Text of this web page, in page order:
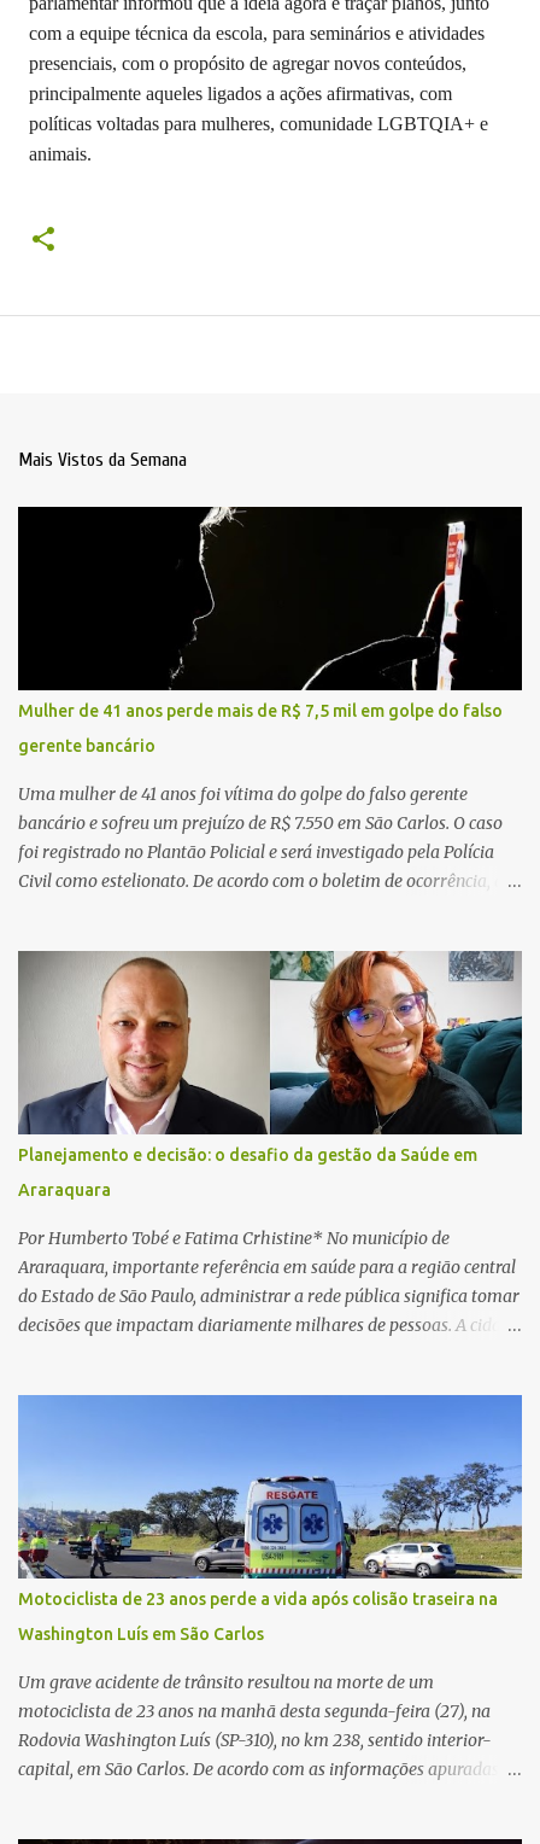
com a equipe técnica da escola, para seminários e atividades
presenciais, com o propósito de agregar novos conteúdos,
principalmente aqueles ligados a ações afirmativas, com
políticas voltadas para mulheres, comunidade LGBTQIA+ e
animais.
Mais Vistos da Semana
Mulher de 41 anos perde mais de R$ 7,5 mil em golpe do falso
gerente bancário
Uma mulher de 41 anos foi vítima do golpe do falso gerente
bancário e sofreu um prejuízo de R$ 7.550 em São Carlos. O caso
foi registrado no Plantão Policial e será investigado pela Polícia
Civil como estelionato. De acordo com o boletim de ocorrência, a
suspeito alegou que seria necessário atualizar o cadastro da conta
e passou a orientar a vítima sobre os procedimentos que deveriam
ser realizados. Dias depois, o golpista enviou um documento em
PDF simulando uma comunicação oficial da instituição financeira.
Na sequência, entrou em contato por telefone e encaminhou um
link, orientando a vítima a acessá-lo pelo computador para
concluir a suposta atualização cadastral. Após realizar o
procedimento, a conta bancária ficou bloqueada por algumas
horas. Sem conseguir acessar o sistema, a vítima tentou
novamente contato com o suposto gerente, mas não obteve
resposta. Na segunda-fe...
Planejamento e decisão: o desafio da gestão da Saúde em
Araraquara
Por Humberto Tobé e Fatima Crhistine* No município de
Araraquara, importante referência em saúde para a região central
do Estado de São Paulo, administrar a rede pública significa tomar
decisões que impactam diariamente milhares de pessoas. A cidade
o Sistema Único de Saúde (SUS). Nos últimos anos, o Governo
Federal tem ampliado investimentos destinados ao fortalecimento
da atenção básica, da infraestrutura hospitalar e da
regionalização dos serviços de saúde. Entretanto, em um cenário
de demandas crescentes e recursos necessariamente limitados, a
principal missão da gestão pública não é apenas investir mais,
mas decidir melhor onde investir para produzir o maior benefício
possível à população. Essa reflexão encontra respaldo tanto na
teoria da admini...
Motociclista de 23 anos perde a vida após colisão traseira na
Washington Luís em São Carlos
Um grave acidente de trânsito resultou na morte de um
motociclista de 23 anos na manhã desta segunda-feira (27), na
Rodovia Washington Luís (SP-310), no km 238, sentido interior-
capital, em São Carlos. De acordo com as informações apuradas no